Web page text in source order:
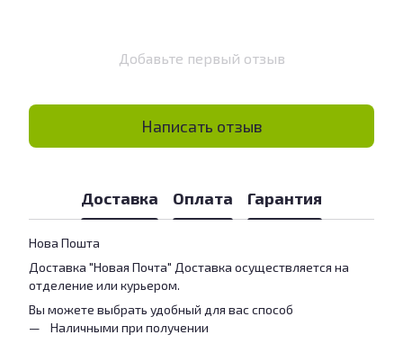
Добавьте первый отзыв
Написать отзыв
Доставка Оплата Гарантия
Нова Пошта
Доставка "Новая Почта" Доставка осуществляется на
отделение или курьером.
Вы можете выбрать удобный для вас способ
Наличными при получении